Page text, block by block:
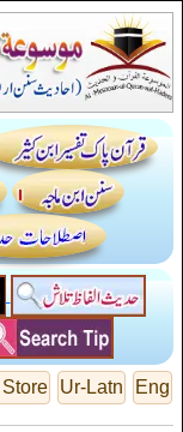
Eng
Ur-Latn